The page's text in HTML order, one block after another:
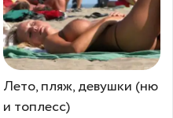
Лето, пляж, девушки (ню
и топлесс)